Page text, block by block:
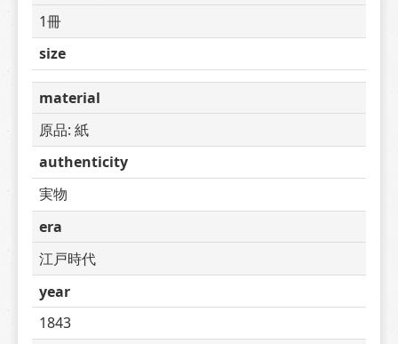
1冊
size
material
原品: 紙
authenticity
実物
era
江戸時代
year
1843